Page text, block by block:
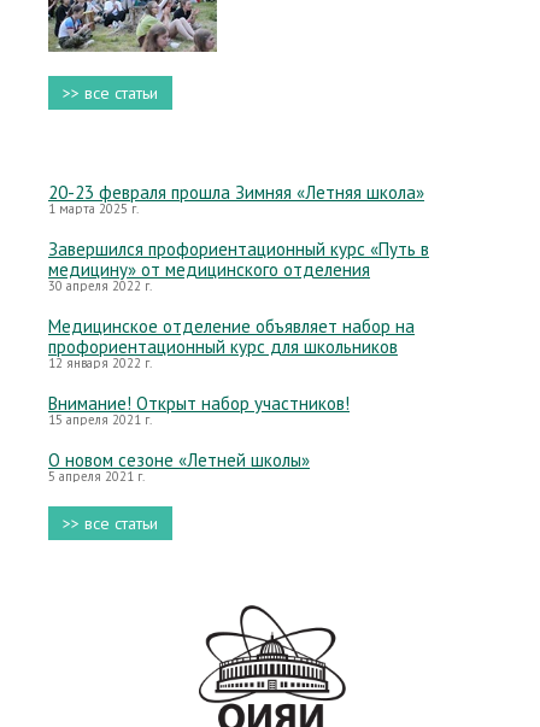
>> все статьи
20-23 февраля прошла Зимняя «Летняя школа»
1 марта 2025 г.
Завершился профориентационный курс «Путь в
медицину» от медицинского отделения
30 апреля 2022 г.
Медицинское отделение объявляет набор на
профориентационный курс для школьников
12 января 2022 г.
Внимание! Открыт набор участников!
15 апреля 2021 г.
О новом сезоне «Летней школы»
5 апреля 2021 г.
>> все статьи